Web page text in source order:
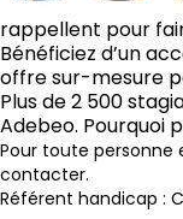
rappellent pour
Bénéficiez d’un
offre sur-mesure
Plus de 2 500
Adebeo. Pourquoi
Pour toute personne
contacter.
Référent handicap :